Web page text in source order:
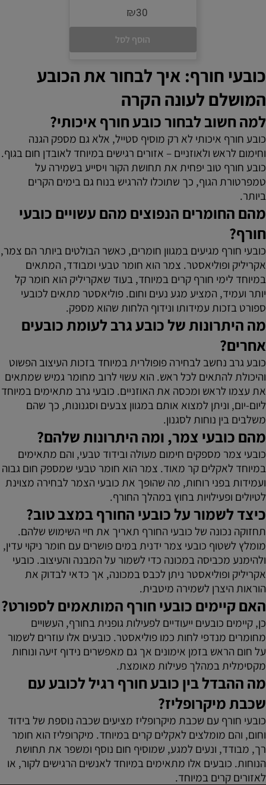
₪30
הוסף לסל
כובעי חורף: איך לבחור את הכובע
המושלם לעונה הקרה
למה חשוב לבחור כובע חורף איכותי?
כובע חורף איכותי לא רק מוסיף סטייל, אלא גם מספק הגנה
וחימום לראש ולאוזניים – אזורים רגישים במיוחד לאובדן חום בגוף.
כובע חורף טוב יפחית את תחושת הקור ויסייע בשמירה על
טמפרטורת הגוף, כך שתוכלו להרגיש בנוח גם בימים הקרים
ביותר.
מהם החומרים הנפוצים מהם עשויים כובעי
חורף?
כובעי חורף מגיעים במגוון חומרים, כאשר הבולטים ביותר הם צמר,
אקריליק ופוליאסטר. צמר הוא חומר טבעי ומבודד, המתאים
במיוחד לימי חורף קרים במיוחד, בעוד שאקריליק הוא חומר קל
יותר ועמיד, המציע מגע נעים וחום. פוליאסטר מתאים לכובעי
ספורט בזכות עמידותו ונידוף הלחות שהוא מספק.
מה היתרונות של כובע גרב לעומת כובעים
אחרים?
כובע גרב נחשב לבחירה פופולרית במיוחד בזכות העיצוב הפשוט
והיכולת להתאים לכל ראש. הוא עשוי לרוב מחומר גמיש שמתאים
את עצמו לראש ומכסה את האוזניים. כובעי גרב מתאימים במיוחד
ליום-יום, וניתן למצוא אותם במגוון צבעים וסגנונות, כך שהם
משלבים בין נוחות לסגנון.
מהם כובעי צמר, ומה היתרונות שלהם?
כובעי צמר מספקים חימום מעולה ובידוד טבעי, והם מתאימים
במיוחד לאקלים קר מאוד. צמר הוא חומר טבעי שמספק חום גבוה
ועמידות בפני רוחות, מה שהופך את כובעי הצמר לבחירה מצוינת
לטיולים ופעילויות בחוץ במהלך החורף.
כיצד לשמור על כובעי החורף במצב טוב?
תחזוקה נכונה של כובעי החורף תאריך את חיי השימוש שלהם.
מומלץ לשטוף כובעי צמר ידנית במים פושרים עם חומר ניקוי עדין,
ולהימנע מכביסה במכונה כדי לשמור על המבנה והעיצוב. כובעי
אקריליק ופוליאסטר ניתן לכבס במכונה, אך כדאי לבדוק את
הוראות היצרן לשמירה מיטבית.
האם קיימים כובעי חורף המותאמים לספורט?
כן, קיימים כובעים ייעודיים לפעילות גופנית בחורף, העשויים
מחומרים מנדפי לחות כמו פוליאסטר. כובעים אלו עוזרים לשמור
על חום הראש בזמן אימונים אך גם מאפשרים נידוף זיעה ונוחות
מקסימלית במהלך פעילות מאומצת.
מה ההבדל בין כובע חורף רגיל לכובע עם
שכבת מיקרופליז?
כובעי חורף עם שכבת מיקרופליז מציעים שכבה נוספת של בידוד
וחום, והם מומלצים לאקלים קרים במיוחד. מיקרופליז הוא חומר
רך, מבודד, ונעים למגע, שמוסיף חום נוסף ומשפר את תחושת
הנוחות. כובעים אלו מתאימים במיוחד לאנשים הרגישים לקור, או
לאזורים קרים במיוחד.